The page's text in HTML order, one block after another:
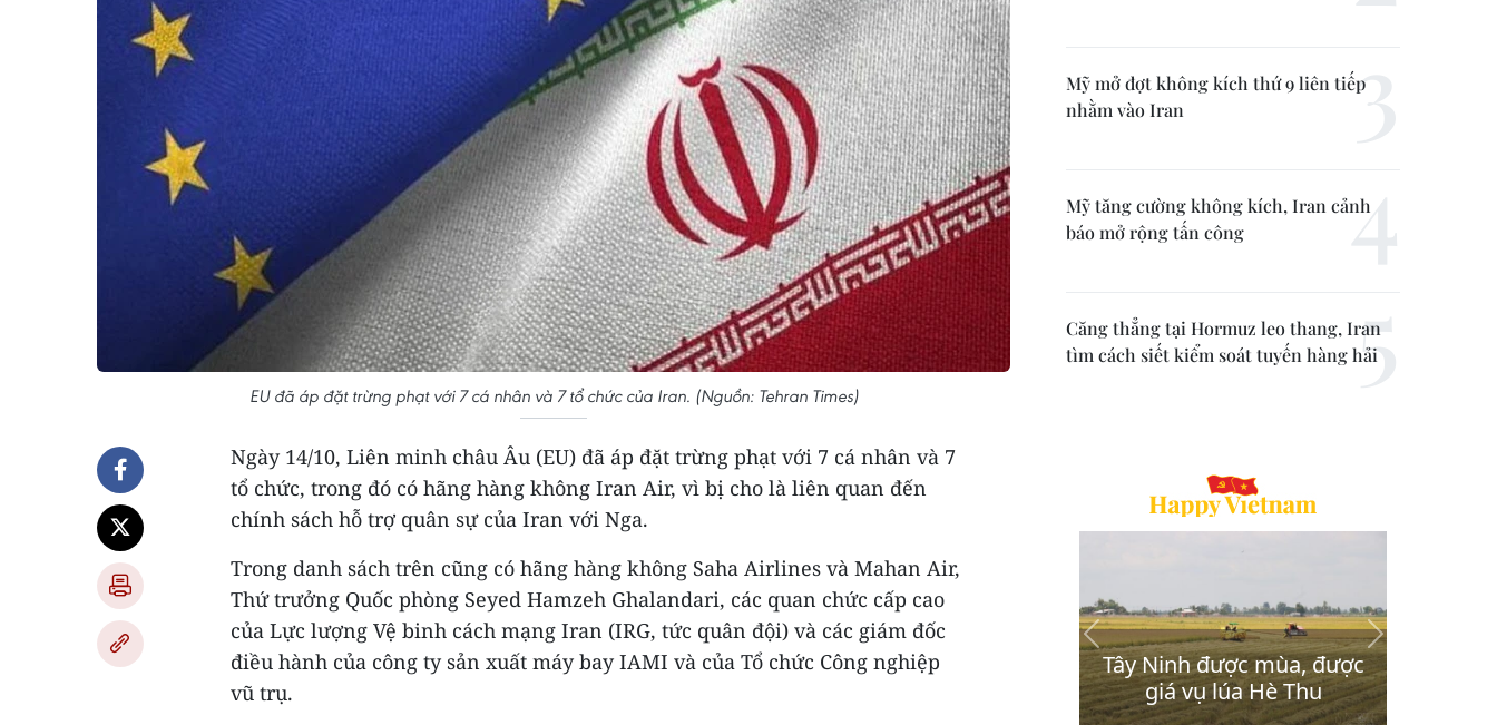
EU đã áp đặt trừng phạt với 7 cá nhân và 7 tổ chức của Iran. (Nguồn: Tehran Times)
Ngày 14/10, Liên minh châu Âu (EU) đã áp đặt trừng phạt với 7 cá nhân và 7
tổ chức, trong đó có hãng hàng không Iran Air, vì bị cho là liên quan đến
chính sách hỗ trợ quân sự của Iran với Nga.
Trong danh sách trên cũng có hãng hàng không Saha Airlines và Mahan Air,
Thứ trưởng Quốc phòng Seyed Hamzeh Ghalandari, các quan chức cấp cao
của Lực lượng Vệ binh cách mạng Iran (IRG, tức quân đội) và các giám đốc
điều hành của công ty sản xuất máy bay IAMI và của Tổ chức Công nghiệp
vũ trụ.
Mỹ mở đợt không kích thứ 9 liên tiếp
nhằm vào Iran
Mỹ tăng cường không kích, Iran cảnh
báo mở rộng tấn công
Căng thẳng tại Hormuz leo thang, Iran
tìm cách siết kiểm soát tuyến hàng hải